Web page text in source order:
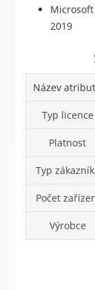
Microsoft
2019
Název
Typ licence
Platnost
Typ
Počet
Výrobce